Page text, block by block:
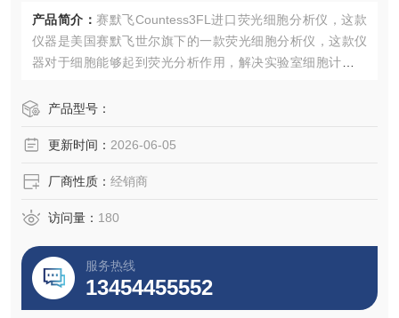
产品简介： 赛默飞Countess3FL进口荧光细胞分析仪，这款
仪器是美国赛默飞世尔旗下的一款荧光细胞分析仪，这款仪
器对于细胞能够起到荧光分析作用，解决实验室细胞计数难
产品型号：
更新时间： 2026-06-05
厂商性质： 经销商
访问量： 180
服务热线
13454455552